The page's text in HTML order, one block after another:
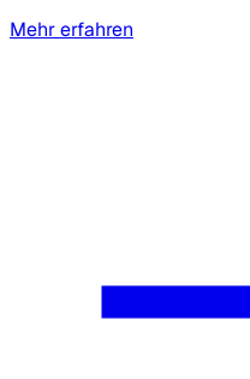
Mehr erfahren